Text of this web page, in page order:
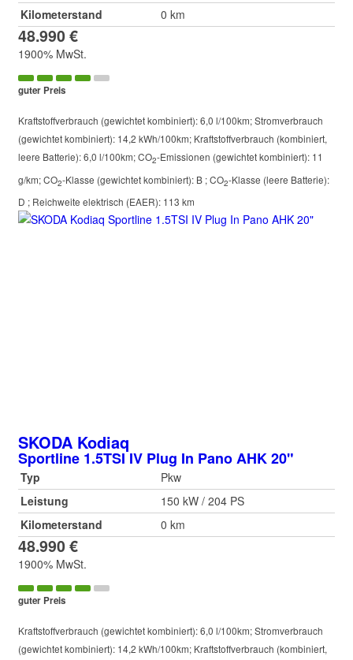
Kilometerstand
0 km
48.990 €
1900% MwSt.
guter Preis
Kraftstoffverbrauch (gewichtet kombiniert):6,0 l/100km;Stromverbrauch
(gewichtet kombiniert): 14,2 kWh/100km; Kraftstoffverbrauch (kombiniert,
leere Batterie):6,0 l/100km;CO2-Emissionen (gewichtet kombiniert): 11
g/km;CO2-Klasse (gewichtet kombiniert): B ;CO2-Klasse (leere Batterie):
D ; Reichweite elektrisch (EAER): 113 km
SKODA Kodiaq
Sportline 1.5TSI IV Plug In Pano AHK 20"
Typ
Pkw
Leistung
150 kW / 204 PS
Kilometerstand
0 km
48.990 €
1900% MwSt.
guter Preis
Kraftstoffverbrauch (gewichtet kombiniert):6,0 l/100km;Stromverbrauch
(gewichtet kombiniert): 14,2 kWh/100km; Kraftstoffverbrauch (kombiniert,